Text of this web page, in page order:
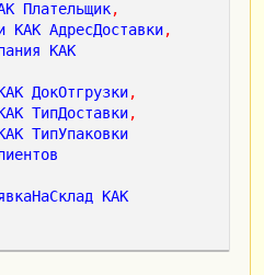
+КолВоНоменклатуры
+
"C4:R"+ВсегоСтрокВыведе
+КолВоНоменклатуры
+
Плательщик,
КАК АдресДоставки,
КАК
ДокОтгрузки,
ТипДоставки,
ТипУпаковки
КАК